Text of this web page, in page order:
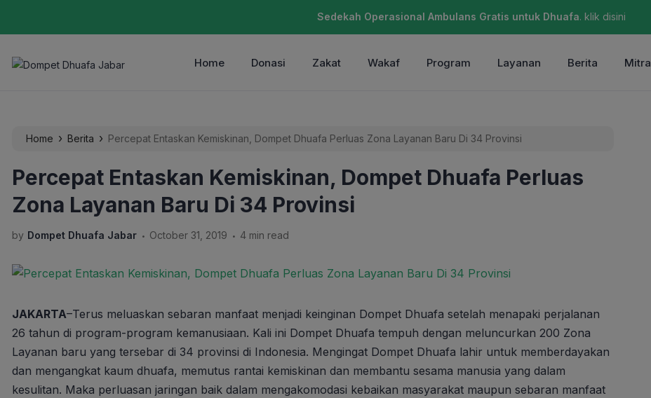
Sedekah Operasional Ambulans Gratis untuk Dhuafa. klik disini
Home Donasi Zakat Wakaf Program Layanan Berita Mitra
Home › Berita › Percepat Entaskan Kemiskinan, Dompet Dhuafa Perluas Zona Layanan Baru Di 34 Provinsi
Percepat Entaskan Kemiskinan, Dompet Dhuafa Perluas
Zona Layanan Baru Di 34 Provinsi
by Dompet Dhuafa Jabar . October 31, 2019 . 4 min read
JAKARTA–Terus meluaskan sebaran manfaat menjadi keinginan Dompet Dhuafa setelah menapaki perjalanan
26 tahun di program-program kemanusiaan. Kali ini Dompet Dhuafa tempuh dengan meluncurkan 200 Zona
Layanan baru yang tersebar di 34 provinsi di Indonesia. Mengingat Dompet Dhuafa lahir untuk memberdayakan
dan mengangkat kaum dhuafa, memutus rantai kemiskinan dan membantu sesama manusia yang dalam
kesulitan. Maka perluasan jaringan baik dalam mengakomodasi kebaikan masyarakat maupun sebaran manfaat